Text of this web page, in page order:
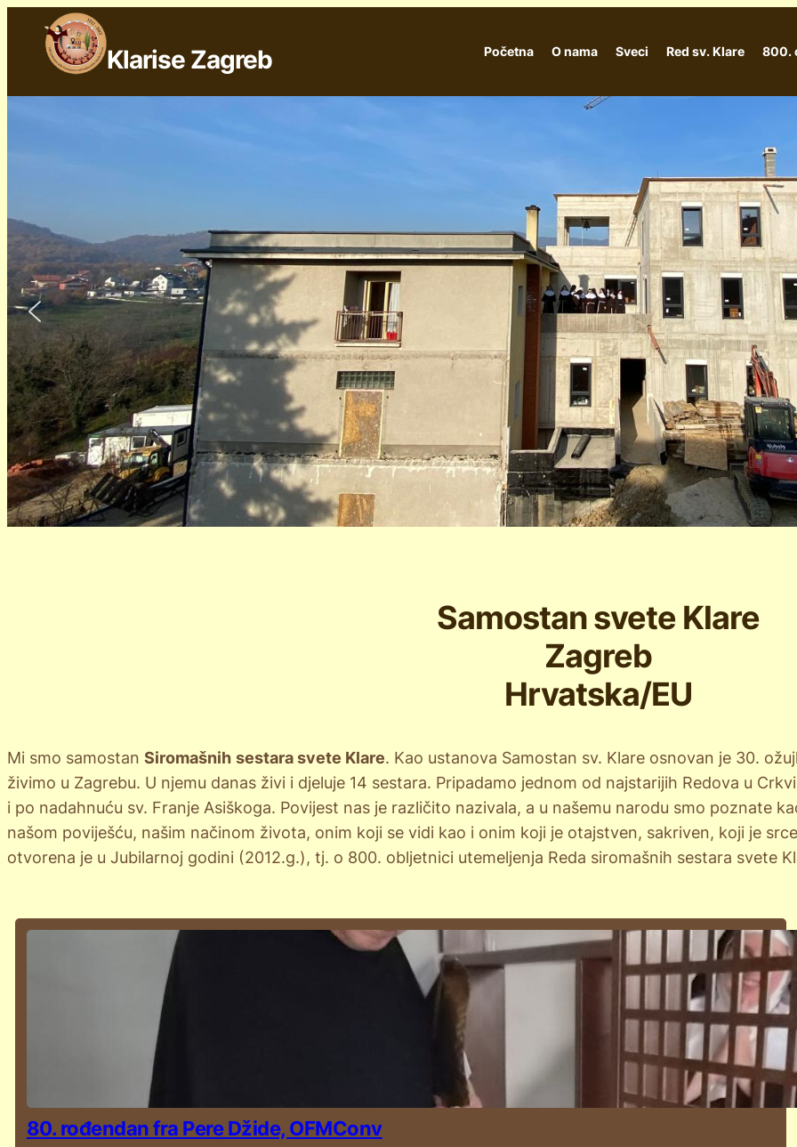
Klarise Zagreb Početna O nama Sveci Red sv. Klare 800.
Samostan svete Klare
Zagreb
Hrvatska/EU
Mi smo samostan Siromašnih sestara svete Klare. Kao ustanova Samostan sv. Klare osnovan je 30.
živimo u Zagrebu. U njemu danas živi i djeluje 14 sestara. Pripadamo jednom od najstarijih Redova u
i po nadahnuću sv. Franje Asiškoga. Povijest nas je različito nazivala, a u našemu narodu smo poznate
našom poviješću, našim načinom života, onim koji se vidi kao i onim koji je otajstven, sakriven, koji je
otvorena je u Jubilarnoj godini (2012.g.), tj. o 800. obljetnici utemeljenja Reda siromašnih sestara svete
80. rođendan fra Pere Džide, OFMConv